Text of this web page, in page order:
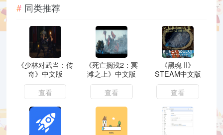
同类推荐
《少林对武当：传
奇》中文版
查看
《死亡搁浅2：冥
滩之上》中文版
查看
《黑魂 II》
STEAM中文版
查看